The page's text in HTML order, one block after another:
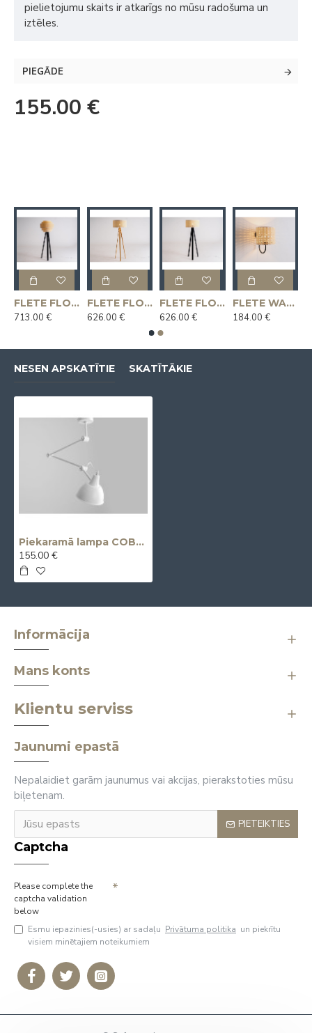
pielietojumu skaits ir atkarīgs no mūsu radošuma un
iztēles.
PIEGĀDE
155.00 €
FLETE FLOOR MIX stāvlampa - melna
713.00 €
FLETE FLOOR stāvlampa 50x25 - dabiska
626.00 €
FLETE FLOOR stāvlampa 50x25 - melna
626.00 €
FLETE WALL 20x17 sienas lampa - melna
184.00 €
NESEN APSKATĪTIE SKATĪTĀKIE
Piekaramā lampa COBEN SUSPENSION - balta
155.00 €
Informācija
Mans konts
Klientu serviss
Jaunumi epastā
Nepalaidiet garām jaunumus vai akcijas, pierakstoties mūsu
biļetenam.
PIETEIKTIES
Captcha
Please complete the
captcha validation
below
Esmu iepazinies(-usies) ar sadaļu Privātuma politika un piekrītu
visiem minētajiem noteikumiem